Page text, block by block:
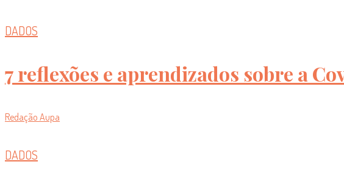
DADOS
7 reflexões e aprendizados sobre a
Redação Aupa
DADOS